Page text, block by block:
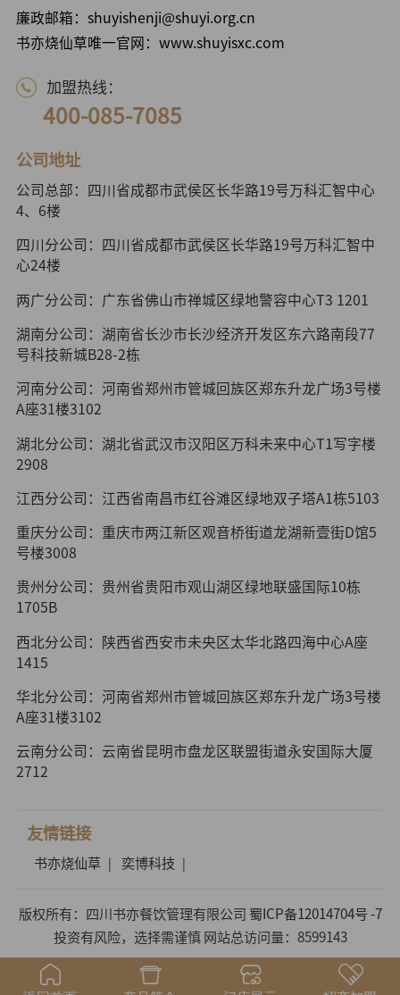
廉政邮箱：shuyishenji@shuyi.org.cn
书亦烧仙草唯一官网：www.shuyisxc.com
加盟热线：
400-085-7085
公司地址
公司总部：四川省成都市武侯区长华路19号万科汇智中心
4、6楼
四川分公司：四川省成都市武侯区长华路19号万科汇智中
心24楼
两广分公司：广东省佛山市禅城区绿地警容中心T3 1201
湖南分公司：湖南省长沙市长沙经济开发区东六路南段77
号科技新城B28-2栋
河南分公司：河南省郑州市管城回族区郑东升龙广场3号楼
A座31楼3102
湖北分公司：湖北省武汉市汉阳区万科未来中心T1写字楼
2908
江西分公司：江西省南昌市红谷滩区绿地双子塔A1栋5103
重庆分公司：重庆市两江新区观音桥街道龙湖新壹街D馆5
号楼3008
贵州分公司：贵州省贵阳市观山湖区绿地联盛国际10栋
1705B
西北分公司：陕西省西安市未央区太华北路四海中心A座
1415
华北分公司：河南省郑州市管城回族区郑东升龙广场3号楼
A座31楼3102
云南分公司：云南省昆明市盘龙区联盟街道永安国际大厦
2712
友情链接
书亦烧仙草 奕博科技
版权所有：四川书亦餐饮管理有限公司 蜀ICP备12014704号 -7
投资有风险，选择需谨慎 网站总访问量：8599143